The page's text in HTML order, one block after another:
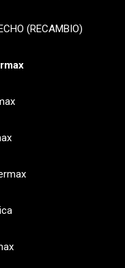
(RECAMBIO)